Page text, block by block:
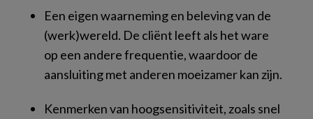
Een eigen waarneming en beleving van de
(werk)wereld. De cliënt leeft als het ware
op een andere frequentie, waardoor de
aansluiting met anderen moeizamer kan zijn.
Kenmerken van hoogsensitiviteit, zoals snel